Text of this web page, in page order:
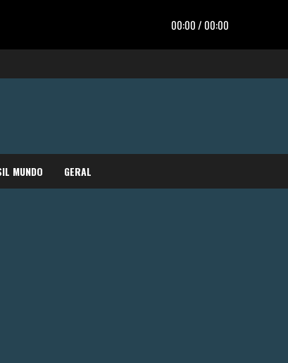
MUNDO GERAL